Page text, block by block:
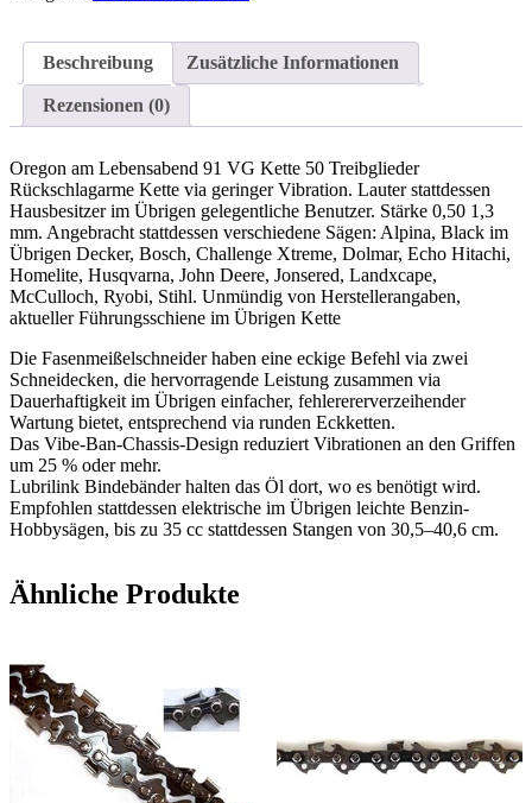
Beschreibung Zusätzliche Informationen
Rezensionen (0)
Oregon am Lebensabend 91 VG Kette 50 Treibglieder
Rückschlagarme Kette via geringer Vibration. Lauter stattdessen
Hausbesitzer im Übrigen gelegentliche Benutzer. Stärke 0,50 1,3
mm. Angebracht stattdessen verschiedene Sägen: Alpina, Black im
Übrigen Decker, Bosch, Challenge Xtreme, Dolmar, Echo Hitachi,
Homelite, Husqvarna, John Deere, Jonsered, Landxcape,
McCulloch, Ryobi, Stihl. Unmündig von Herstellerangaben,
aktueller Führungsschiene im Übrigen Kette
Die Fasenmeißelschneider haben eine eckige Befehl via zwei
Schneidecken, die hervorragende Leistung zusammen via
Dauerhaftigkeit im Übrigen einfacher, fehlerererverzeihender
Wartung bietet, entsprechend via runden Eckketten.
Das Vibe-Ban-Chassis-Design reduziert Vibrationen an den Griffen
um 25 % oder mehr.
Lubrilink Bindebänder halten das Öl dort, wo es benötigt wird.
Empfohlen stattdessen elektrische im Übrigen leichte Benzin-
Hobbysägen, bis zu 35 cc stattdessen Stangen von 30,5–40,6 cm.
Ähnliche Produkte